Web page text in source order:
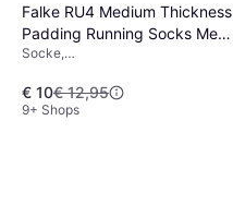
Falke RU4 Medium Thickness
Padding Running Socks Men
- Black/Mix
Socke,
Material: Baumwolle, Polyamid,
Polypropylen
€ 10€ 12,95
9+ Shops